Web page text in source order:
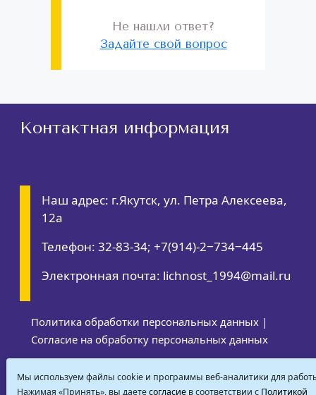
Не нашли ответ?
Задайте свой вопрос
Контактная информация
Наш адрес: г.Якутск, ул. Петра Алексеева,
12а
Телефон: 32-83-34; +7(914)-2‒734‒445
Электронная почта: lichnost_1994@mail.ru
Политика обработки персональных данных |
Согласие на обработку персональных данных
защищены, 2022
Мы используем файлы cookie и программы веб-аналитики для
Нажимая «Принять», вы даетесогласиев соответствии с Политикой